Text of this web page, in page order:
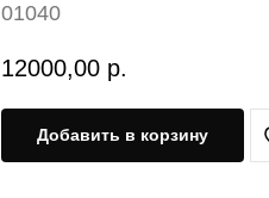
01040
12000,00 р.
Добавить в корзину